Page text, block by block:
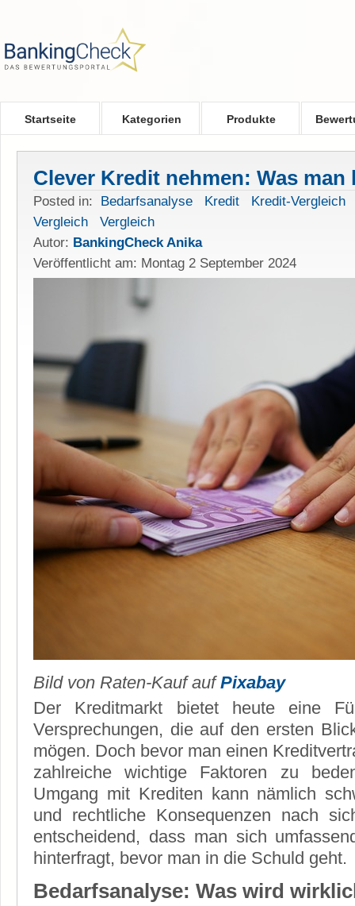
Startseite Kategorien Produkte
Clever Kredit nehmen: Was man
Posted in: Bedarfsanalyse Kredit
Kredit-Vergleich
Vergleich
Vergleich
Autor: BankingCheck Anika
Veröffentlicht am: Montag 2 September 2024
Bild von Raten-Kauf aufPixabay
Der Kreditmarkt bietet heute eine
Versprechungen, die auf den ersten
mögen. Doch bevor man einen
zahlreiche wichtige Faktoren zu
Umgang mit Krediten kann nämlich
und rechtliche Konsequenzen nach
entscheidend, dass man sich
hinterfragt, bevor man in die Schuld geht.
Bedarfsanalyse: Was wird